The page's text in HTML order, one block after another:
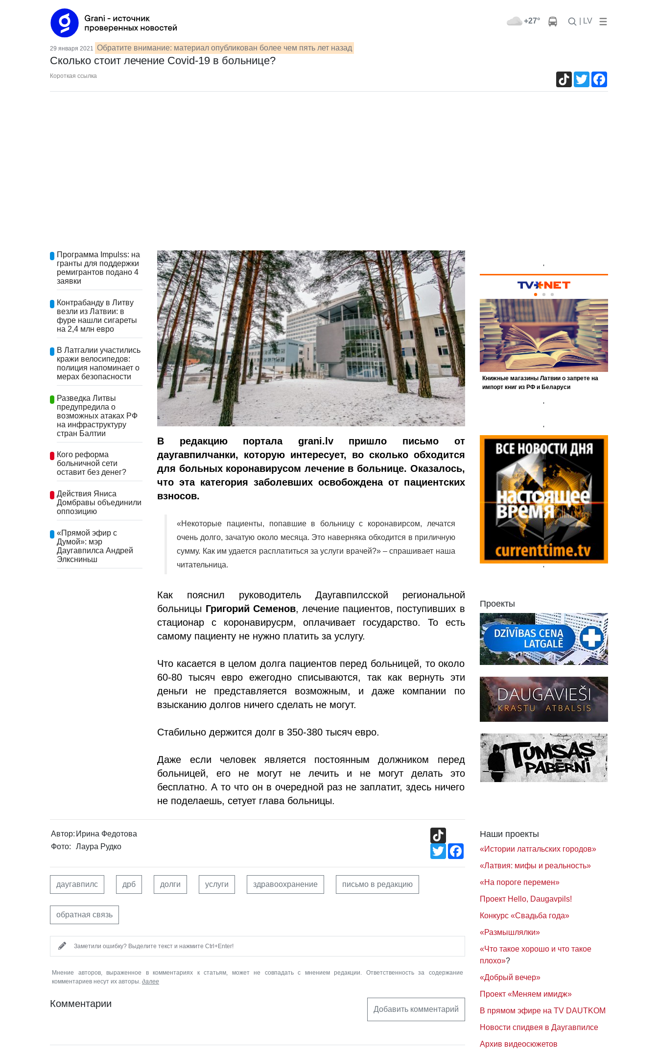
+27° | LV
29 января 2021 Обратите внимание: материал опубликован более чем пять лет назад
Сколько стоит лечение Covid-19 в больнице?
Короткая ссылка TikTokTwitter
Программа Impulss: на
гранты для поддержки
ремигрантов подано 4
заявки
Контрабанду в Литву
везли из Латвии: в
фуре нашли сигареты
на 2,4 млн евро
В Латгалии участились
кражи велосипедов:
полиция напоминает о
мерах безопасности
Разведка Литвы
предупредила о
возможных атаках РФ
на инфраструктуру
стран Балтии
Кого реформа
больничной сети
оставит без денег?
Действия Яниса
Домбравы объединили
оппозицию
«Прямой эфир с
Думой»: мэр
Даугавпилса Андрей
Элксниньш
В редакцию портала grani.lv пришло письмо от
даугавпилчанки, которую интересует, во сколько обходится
для больных коронавирусом лечение в больнице. Оказалось,
что эта категория заболевших освобождена от пациентских
взносов.
«Некоторые пациенты, попавшие в больницу с коронавирсом, лечатся
очень долго, зачатую около месяца. Это наверняка обходится в приличную
сумму. Как им удается расплатиться за услуги врачей?» – спрашивает наша
читательница.
Как пояснил руководитель Даугавпилсской региональной
больницы Григорий Семенов, лечение пациентов, поступивших в
стационар с коронавирусрм, оплачивает государство. То есть
самому пациенту не нужно платить за услугу.
Что касается в целом долга пациентов перед больницей, то около
60-80 тысяч евро ежегодно списываются, так как вернуть эти
деньги не представляется возможным, и даже компании по
взысканию долгов ничего сделать не могут.
Стабильно держится долг в 350-380 тысяч евро.
Даже если человек является постоянным должником перед
больницей, его не могут не лечить и не могут делать это
бесплатно. А то что он в очередной раз не заплатит, здесь ничего
не поделаешь, сетует глава больницы.
Автор: Ирина Федотова
Фото:
Лаура Рудко
TikTok
TwitterFacebook
даугавпилс дрб долги услуги здравоохранение письмо в редакцию
обратная связь
Заметили ошибку? Выделите текст и нажмите Ctrl+Enter!
Мнение авторов, выраженное в комментариях к статьям, может не совпадать с мнением редакции. Ответственность за содержание
комментариев несут их авторы. далее
Комментарии
Добавить комментарий
'
'
'
'
Проекты
Наши проекты
«Истории латгальских городов»
«Латвия: мифы и реальность»
«На пороге перемен»
Проект Hello, Daugavpils!
Конкурс «Свадьба года»
«Размышлялки»
«Что такое хорошо и что такое
плохо»?
«Добрый вечер»
Проект «Меняем имидж»
В прямом эфире на TV DAUTKOM
Новости спидвея в Даугавпилсе
Архив видеосюжетов